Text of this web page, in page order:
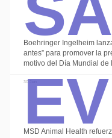
Boehringer Ingelheim
antes” para promover la
motivo del Día Mundial de
30 Jun
MSD Animal Health